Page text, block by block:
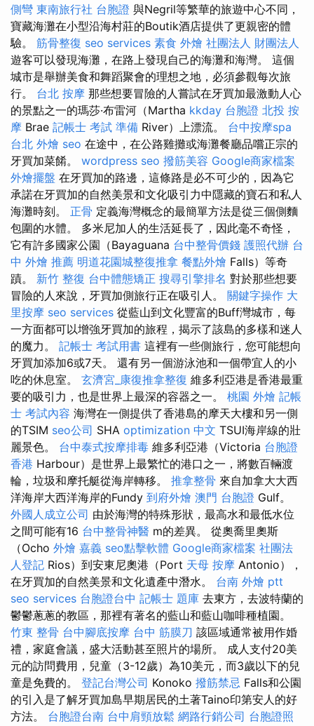
側彎 東南旅行社 台胞證 與Negril等繁華的旅遊中心不同，
寶藏海灘在小型沿海村莊的Boutik酒店提供了更親密的體
驗。 筋骨整復 seo services 素食 外燴 社團法人 財團法人
遊客可以發現海灘，在路上發現自己的海灘和海灣。 這個
城市是舉辦美食和舞蹈聚會的理想之地，必須參觀每次旅
行。 台北 按摩 那些想要冒險的人嘗試在牙買加最激動人心
的景點之一的瑪莎·布雷河（Martha kkday 台胞證 北投 按
摩 Brae 記帳士 考試 準備 River）上漂流。 台中按摩spa
台北 外燴 seo 在途中，在公路雞攤或海灘餐廳品嚐正宗的
牙買加菜餚。 wordpress seo 撥筋美容 Google商家檔案
外燴擺盤 在牙買加的路邊，這條路是必不可少的，因為它
承諾在牙買加的自然美景和文化吸引力中隱藏的寶石和私人
海灘時刻。 正骨 定義海灣概念的最簡單方法是從三個側麵
包圍的水體。 多米尼加人的生活延長了，因此毫不奇怪，
它有許多國家公園（Bayaguana 台中整骨價錢 護照代辦 台
中 外燴 推薦 明道花園城整復推拿 餐點外燴 Falls）等奇
蹟。 新竹 整復 台中體態矯正 搜尋引擎排名 對於那些想要
冒險的人來說，牙買加側旅行正在吸引人。 關鍵字操作 大
里按摩 seo services 從藍山到文化豐富的Buff灣城市，每
一方面都可以增強牙買加的旅程，揭示了該島的多樣和迷人
的魔力。 記帳士 考試用書 這裡有一些側旅行，您可能想向
牙買加添加6或7天。 還有另一個游泳池和一個帶宜人的小
吃的休息室。 玄濟宮_康復推拿整復 維多利亞港是香港最重
要的吸引力，也是世界上最深的容器之一。 桃園 外燴 記帳
士 考試內容 海灣在一側提供了香港島的摩天大樓和另一側
的TSIM seo公司 SHA optimization 中文 TSUI海岸線的壯
麗景色。 台中泰式按摩排毒 維多利亞港（Victoria 台胞證
香港 Harbour）是世界上最繁忙的港口之一，將數百輛渡
輪，垃圾和摩托艇從海岸轉移。 推拿整骨 來自加拿大大西
洋海岸大西洋海岸的Fundy 到府外燴 澳門 台胞證 Gulf。
外國人成立公司 由於海灣的特殊形狀，最高水和最低水位
之間可能有16 台中整骨神醫 m的差異。 從奧喬里奧斯
（Ocho 外燴 嘉義 seo點擊軟體 Google商家檔案 社團法
人登記 Rios）到安東尼奧港（Port 天母 按摩 Antonio），
在牙買加的自然美景和文化遺產中潛水。 台南 外燴 ptt
seo services 台胞證台中 記帳士 題庫 去東方，去波特蘭的
鬱鬱蔥蔥的教區，那裡有著名的藍山和藍山咖啡種植園。
竹東 整骨 台中腳底按摩 台中 筋膜刀 該區域通常被用作婚
禮，家庭會議，盛大活動甚至照片的場所。 成人支付20美
元的訪問費用，兒童（3-12歲）為10美元，而3歲以下的兒
童是免費的。 登記台灣公司 Konoko 撥筋禁忌 Falls和公園
的引入是了解牙買加島早期居民的土著Taino印第安人的好
方法。 台胞證台南 台中肩頸放鬆 網路行銷公司 台胞證照